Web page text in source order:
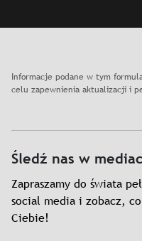
Informacje podane w tym
celu zapewnienia aktualizacji i
Śledź nas w
Zapraszamy do świata
social media i zobacz,
Ciebie!